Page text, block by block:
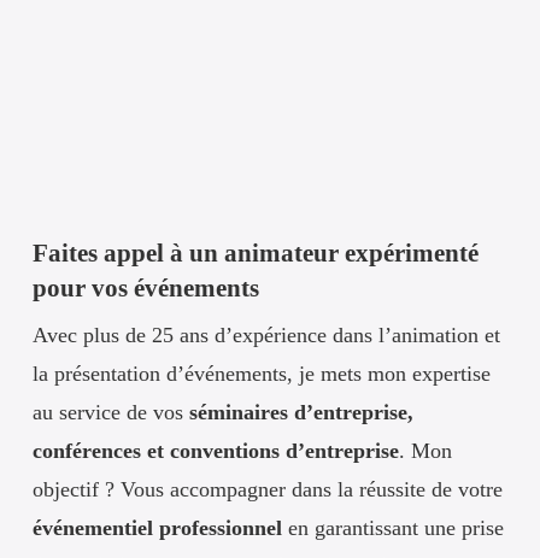
Faites appel à un animateur expérimenté
pour vos événements
Avec plus de 25 ans d’expérience dans l’animation et
la présentation d’événements, je mets mon expertise
au service de vos séminaires d’entreprise,
conférences et conventions d’entreprise. Mon
objectif ? Vous accompagner dans la réussite de votre
événementiel professionnel en garantissant une prise